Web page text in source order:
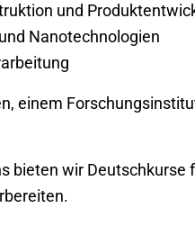
und
Nanotechnologien
einem
bieten wir Deutschkurse